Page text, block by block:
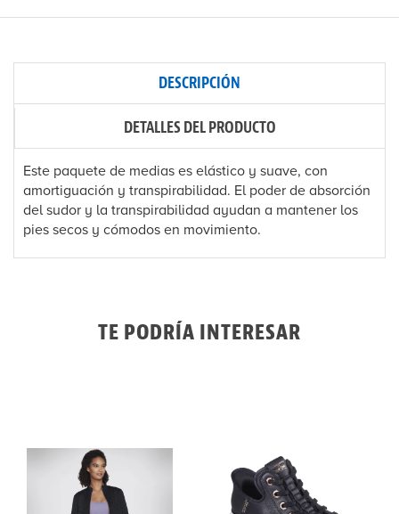
DESCRIPCIÓN
DETALLES DEL PRODUCTO
Este paquete de medias es elástico y suave, con
amortiguación y transpirabilidad. El poder de absorción
del sudor y la transpirabilidad ayudan a mantener los
pies secos y cómodos en movimiento.
TE PODRÍA INTERESAR